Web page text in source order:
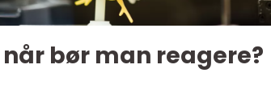
bør man reagere?